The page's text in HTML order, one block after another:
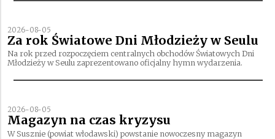
2026-08-05
Za rok Światowe Dni Młodzieży w Seulu
Na rok przed rozpoczęciem centralnych obchodów Światowych Dni
Młodzieży w Seulu zaprezentowano oficjalny hymn wydarzenia.
2026-08-05
Magazyn na czas kryzysu
W Susznie (powiat włodawski) powstanie nowoczesny magazyn